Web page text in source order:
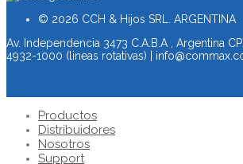
© 2026 CCH & Hijos SRL. ARGENTINA
Av. Independencia 3473 C.A.B.A , Argentina
4932-1000 (lineas rotativas) |
Productos
Distribuidores
Nosotros
Support